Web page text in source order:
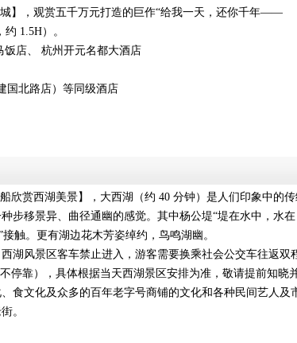
】，观赏五千万元打造的巨作“给我一天，还你千年——
1.5H）。
饭店、 杭州开元名都大酒店
国北路店）等同级酒店
欣赏西湖美景】，大西湖（约 40 分钟）是人们印象中的
步移景异、曲径通幽的感觉。其中杨公堤“堤在水中，水在
触。更有湖边花木芳姿绰约，鸟鸣湖幽。
湖风景区客车禁止进入，游客需要换乘社会公交车往返双
停靠），具体根据当天西湖景区安排为准，敬请提前知晓
食文化及众多的百年老字号商铺的文化和各种民间艺人及
。